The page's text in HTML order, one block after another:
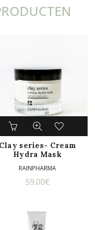
Clay series- Cream
Hydra Mask
RAINPHARMA
59.00€